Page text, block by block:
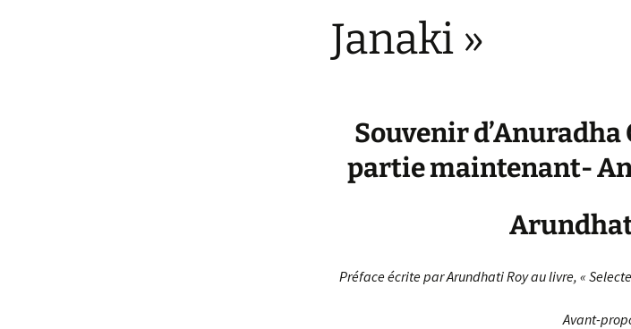
Janaki »
Souvenir d’Anuradha
partie maintenant-
Préface écrite par Arundhati Roy au livre, «
Avant-